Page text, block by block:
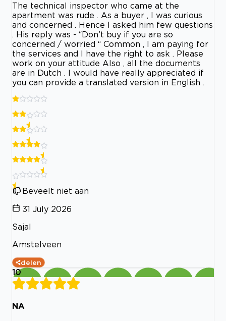
The technical inspector who came at the
apartment was rude . As a buyer , I was curious
and concerned . Hence I asked him few questions
. His reply was - “Don’t buy if you are so
concerned / worried “ Common , I am paying for
the services and I have the right to ask . Please
work on your attitude Also , all the documents
are in Dutch . I would have really appreciated if
you can provide a translated version in English .
Beveelt niet aan
31 July 2026
Sajal
Amstelveen
delen
10
NA